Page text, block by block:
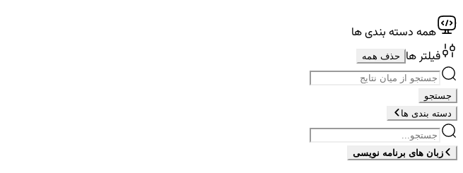
همه دسته بندی ها
فیلتر ها
حذف همه
جستجو
دسته بندی ها
زبان های برنامه نویسی